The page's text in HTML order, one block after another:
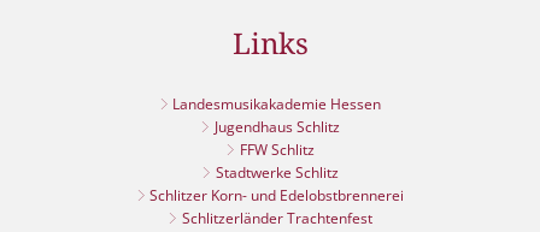
Links
Landesmusikakademie Hessen
Jugendhaus Schlitz
FFW Schlitz
Stadtwerke Schlitz
Schlitzer Korn- und Edelobstbrennerei
Schlitzerländer Trachtenfest